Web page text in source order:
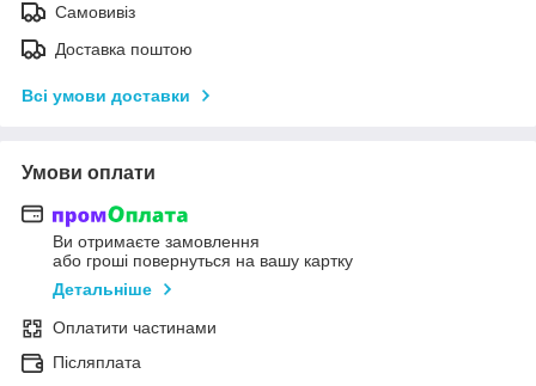
Самовивіз
Доставка поштою
Всі умови доставки
Умови оплати
Ви отримаєте замовлення
або гроші повернуться на вашу картку
Детальніше
Оплатити частинами
Післяплата